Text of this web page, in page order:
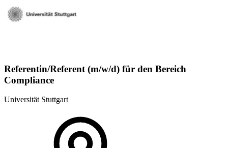
Referentin/Referent (m/w/d) für den Bereich
Compliance
Universität Stuttgart